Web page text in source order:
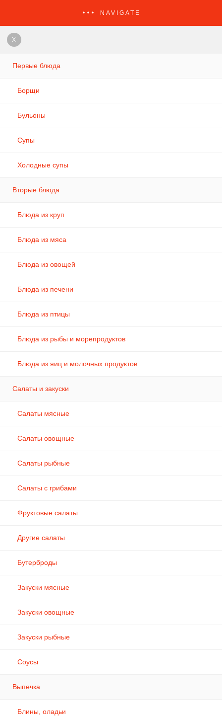
NAVIGATE
X
Первые блюда
Борщи
Бульоны
Супы
Холодные супы
Вторые блюда
Блюда из круп
Блюда из мяса
Блюда из овощей
Блюда из печени
Блюда из птицы
Блюда из рыбы и морепродуктов
Блюда из яиц и молочных продуктов
Салаты и закуски
Салаты мясные
Салаты овощные
Салаты рыбные
Салаты с грибами
Фруктовые салаты
Другие салаты
Бутерброды
Закуски мясные
Закуски овощные
Закуски рыбные
Соусы
Выпечка
Блины, оладьи